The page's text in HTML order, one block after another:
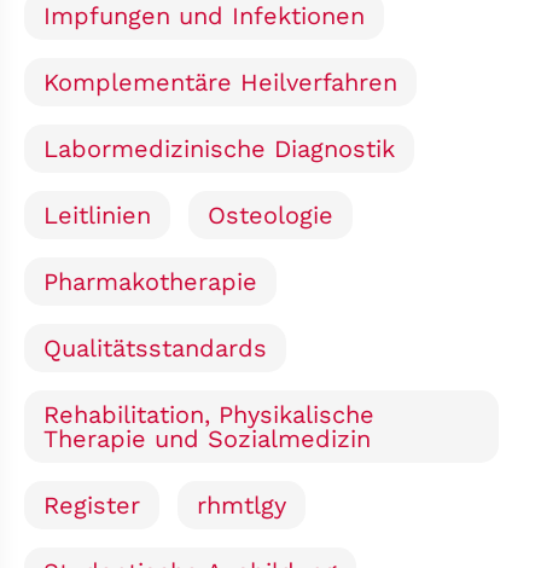
Impfungen und Infektionen
Komplementäre Heilverfahren
Labormedizinische Diagnostik
Leitlinien Osteologie
Pharmakotherapie
Qualitätsstandards
Rehabilitation, Physikalische
Therapie und Sozialmedizin
Register rhmtlgy